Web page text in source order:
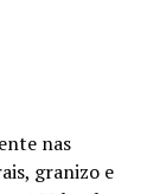
nas
granizo e